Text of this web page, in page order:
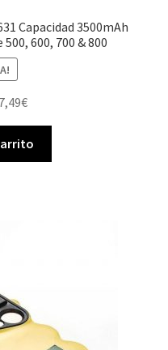
Capacidad 3500mAh
600, 700 & 800
€El
precio
actual
es: